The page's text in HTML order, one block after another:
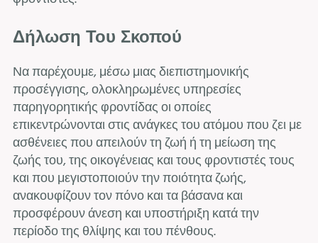
Δήλωση Του Σκοπού
Να παρέχουμε, μέσω μιας διεπιστημονικής
προσέγγισης, ολοκληρωμένες υπηρεσίες
παρηγορητικής φροντίδας οι οποίες
επικεντρώνονται στις ανάγκες του ατόμου που ζει με
ασθένειες που απειλούν τη ζωή ή τη μείωση της
ζωής του, της οικογένειας και τους φροντιστές τους
και που μεγιστοποιούν την ποιότητα ζωής,
ανακουφίζουν τον πόνο και τα βάσανα και
προσφέρουν άνεση και υποστήριξη κατά την
περίοδο της θλίψης και του πένθους.